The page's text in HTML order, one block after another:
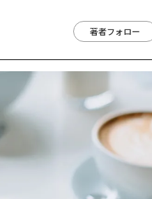
著者フォロー